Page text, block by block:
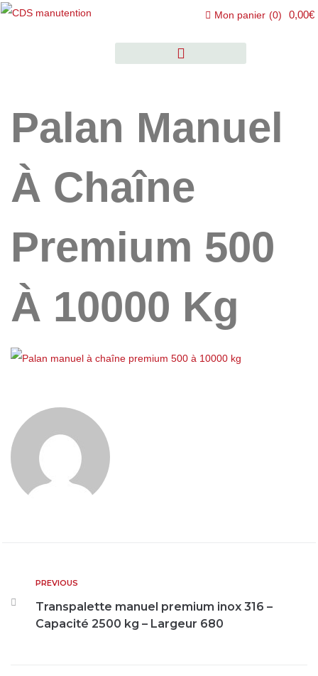
Mon panier (0) 0,00€
Palan Manuel
À Chaîne
Premium 500
À 10000 Kg
PREVIOUS
Transpalette manuel premium inox 316 –
Capacité 2500 kg – Largeur 680